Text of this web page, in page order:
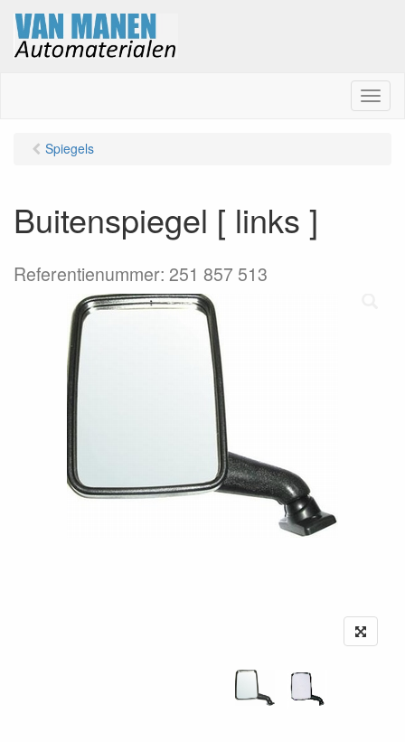
M
e
Spiegels
Buitenspiegel [ links ]
Referentienummer: 251 857 513